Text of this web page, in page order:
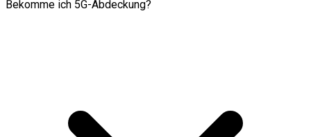
Bekomme ich 5G-Abdeckung?